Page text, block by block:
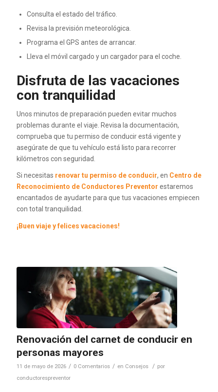
Consulta el estado del tráfico.
Revisa la previsión meteorológica.
Programa el GPS antes de arrancar.
Lleva el móvil cargado y un cargador para el coche.
Disfruta de las vacaciones
con tranquilidad
Unos minutos de preparación pueden evitar muchos
problemas durante el viaje. Revisa la documentación,
comprueba que tu permiso de conducir está vigente y
asegúrate de que tu vehículo está listo para recorrer
kilómetros con seguridad.
Si necesitas renovar tu permiso de conducir, en Centro de
Reconocimiento de Conductores Preventor estaremos
encantados de ayudarte para que tus vacaciones empiecen
con total tranquilidad.
¡Buen viaje y felices vacaciones!
Renovación del carnet de conducir en
personas mayores
11 de mayo de 2026 / 0 Comentarios / en Consejos / por
conductorespreventor